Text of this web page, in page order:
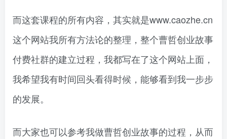
而这套课程的所有内容，其实就是www.caozhe.cn
这个网站我所有方法论的整理，整个曹哲创业故事
付费社群的建立过程，我都写在了这个网站上面，
我希望我有时间回头看得时候，能够看到我一步步
的发展。
而大家也可以参考我做曹哲创业故事的过程，从而